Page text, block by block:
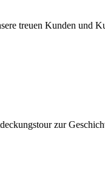
treuen Kunden und
zur